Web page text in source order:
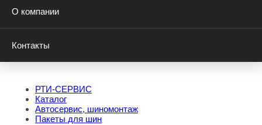
О компании
Контакты
РТИ-СЕРВИС
Каталог
Автосервис, шиномонтаж
Пакеты для шин